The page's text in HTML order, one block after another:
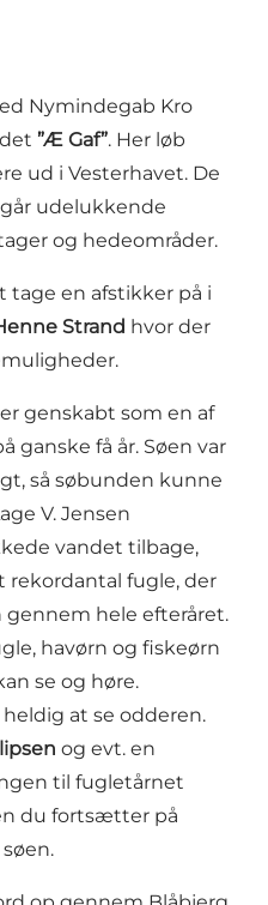
Nymindegab Kro
”Æ Gaf”. Her løb
ud i Vesterhavet. De
udelukkende
og hedeområder.
tage en afstikker på i
Strand hvor der
genskabt som en af
ganske få år. Søen var
så søbunden kunne
V. Jensen
vandet tilbage,
rekordantal fugle, der
gennem hele efteråret.
havørn og fiskeørn
se og høre.
at se odderen.
og evt. en
til fugletårnet
du fortsætter på